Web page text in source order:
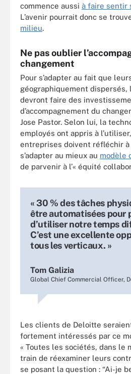
commence aussi à faire sentir
L’avenir pourrait donc se
milieu.
Ne pas oublier
changement
Pour s’adapter au fait que
géographiquement
devront faire des
d’accompagnement du
Jose Pastor. Selon lui, la
employés ont appris à
entreprises doivent réfléchir à
s’adapter au mieux au modèle
de parvenir à l’« équité
« 30 % des tâches
être automatisées pour
d’utiliser notre temps
C’est une excellente
tous les verticaux. »
Tom Galizia
Global Chief Commercial Officer,
Les clients de Deloitte
fortement intéressés par ce
« Toutes les sociétés, dans le
train de réexaminer leurs
se posant la question : “Ai-je